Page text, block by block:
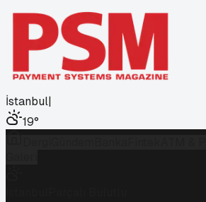
İstanbul|
19°